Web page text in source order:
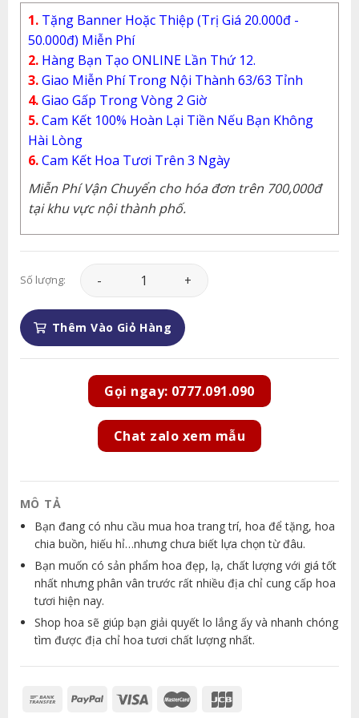
1. Tặng Banner Hoặc Thiệp (Trị Giá 20.000đ -
50.000đ) Miễn Phí
2. Hàng Bạn Tạo ONLINE Lần Thứ 12.
3.Giao Miễn Phí Trong Nội Thành 63/63 Tỉnh
4.Giao Gấp Trong Vòng 2 Giờ
5.Cam Kết 100% Hoàn Lại Tiền Nếu Bạn Không
Hài Lòng
6.Cam Kết Hoa Tươi Trên 3 Ngày
Miễn Phí Vận Chuyển cho hóa đơn trên 700,000đ
tại khu vực nội thành phố.
Số lượng: Hoa Tình Yêu - HTY237 số lượng
Thêm Vào Giỏ Hàng
Gọi ngay: 0777.091.090
Chat zalo xem mẫu
MÔ TẢ
Bạn đang có nhu cầu mua hoa trang trí, hoa để tặng, hoa
chia buồn, hiếu hỉ…nhưng chưa biết lựa chọn từ đâu.
Bạn muốn có sản phẩm hoa đẹp, lạ, chất lượng với giá tốt
nhất nhưng phân vân trước rất nhiều địa chỉ cung cấp hoa
tươi hiện nay.
Shop hoa sẽ giúp bạn giải quyết lo lắng ấy và nhanh chóng
tìm được địa chỉ hoa tươi chất lượng nhất.